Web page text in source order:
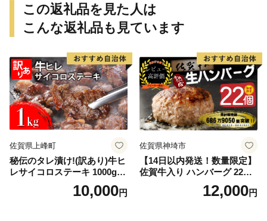
この返礼品を見た人は
こんな返礼品も見ています
佐賀県上峰町
秘伝のタレ漬け!(訳あり)牛ヒ
レサイコロステーキ 1000g
10,000円
佐賀県神埼市
【14日以内発送！数量限定】
佐賀牛入り ハンバーグ 22個
2.6kg(120g×22個)【佐賀牛
黒毛和牛 ブランド牛 九州 ハ
12,000円